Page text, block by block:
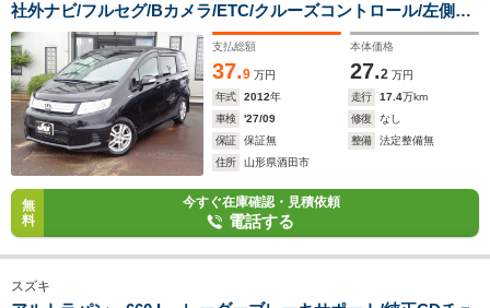
社外ナビ/フルセグ/Bカメラ/ETC/クルーズコントロール/左側P
スライドドア/ドラレコ/横滑り防止/純正15AW
支払総額
37.9 万円
本体価格
27.2 万円
年式
2012年 走行 17.4万km
車検
'27/09 修復
なし
保証
保証無 整備
法定整備無
住所
山形県酒田市
無
料
今すぐ在庫確認・見積依頼
電話する
スズキ